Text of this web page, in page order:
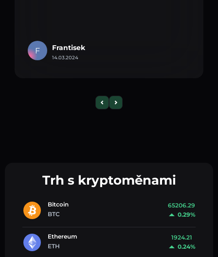
F Frantisek
14.03.2024
Trh s kryptoměnami
Bitcoin
BTC
65206.29
0.29%
Ethereum
ETH
1924.21
0.24%